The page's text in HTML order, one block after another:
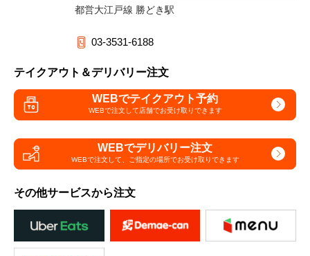
都営大江戸線 勝どき駅
03-3531-6188
テイクアウト＆デリバリー注文
WEBでテイクアウト予約
WEBで注文して店舗でお受け取りできます
WEBでデリバリー注文
WEBで注文して、 ご指定の場所でお受け取りできます
その他サービスから注文